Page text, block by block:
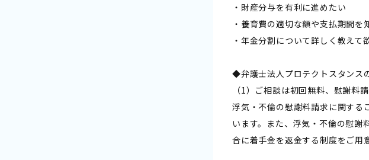
・財産分与を有利に進めたい
・養育費の適切な額や支払期間を
・年金分割について詳しく教えて
◆弁護士法人プロテクトスタンス
（1）ご相談は初回無料、慰謝料
浮気・不倫の慰謝料請求に関する
います。また、浮気・不倫の慰謝
合に着手金を返金する制度をご用